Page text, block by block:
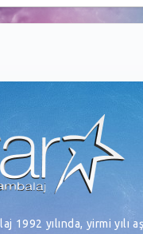
1992 yılında, yirmi yılı